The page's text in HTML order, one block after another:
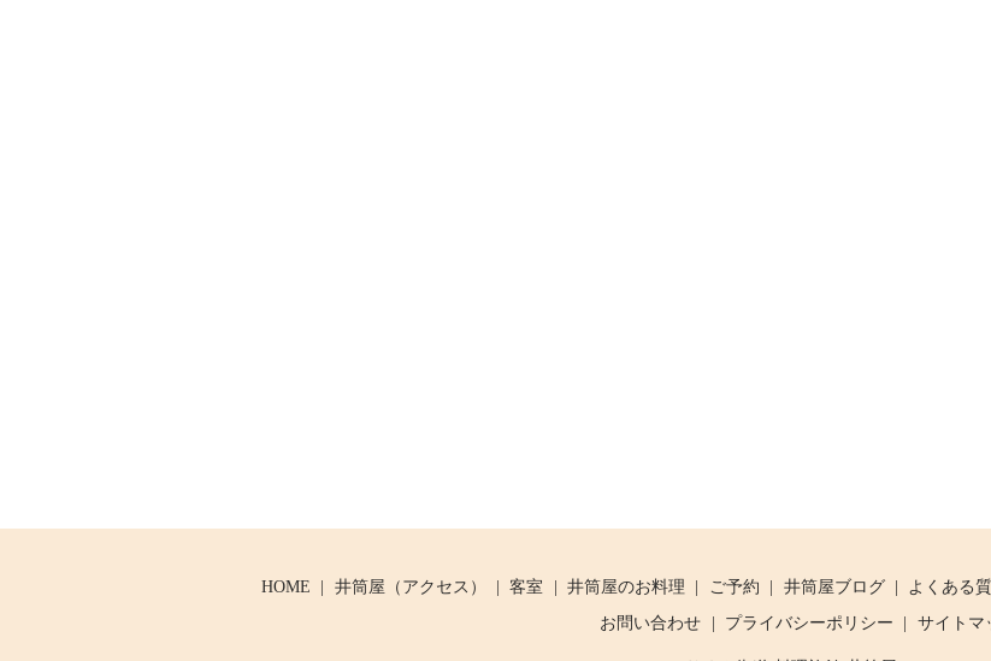
HOME 井筒屋（アクセス） 客室 井筒屋のお料理 ご予約 井筒屋ブログ よくある
お問い合わせ
プライバシーポリシー サイトマ